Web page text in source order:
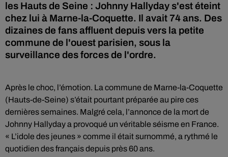
les Hauts de Seine : Johnny Hallyday s'est éteint
chez lui à Marne-la-Coquette. Il avait 74 ans. Des
dizaines de fans affluent depuis vers la petite
commune de l'ouest parisien, sous la
surveillance des forces de l'ordre.
Après le choc, l’émotion. La commune de Marne-la-Coquette
(Hauts-de-Seine) s’était pourtant préparée au pire ces
dernières semaines. Malgré cela, l’annonce de la mort de
Johnny Hallyday a provoqué un véritable séisme en France.
« L’idole des jeunes » comme il était surnommé, a rythmé le
quotidien des français depuis près 60 ans.